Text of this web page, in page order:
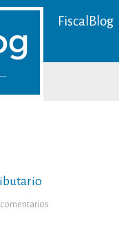
FiscalBlog
comentarios